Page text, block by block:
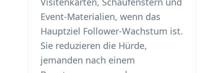
Event-Materialien, wenn das
Hauptziel Follower-Wachstum ist.
Sie reduzieren die Hürde,
jemanden nach einem